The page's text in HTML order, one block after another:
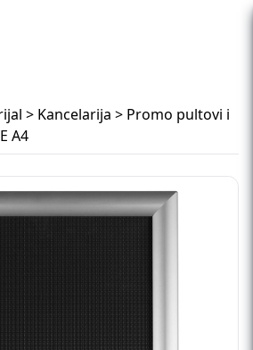
> Kancelarija > Promo pultovi i
A4